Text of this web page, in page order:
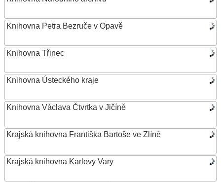
Knihovna Petra Bezruče v Opavě
Knihovna Třinec
Knihovna Ústeckého kraje
Knihovna Václava Čtvrtka v Jičíně
Krajská knihovna Františka Bartoše ve Zlíně
Krajská knihovna Karlovy Vary